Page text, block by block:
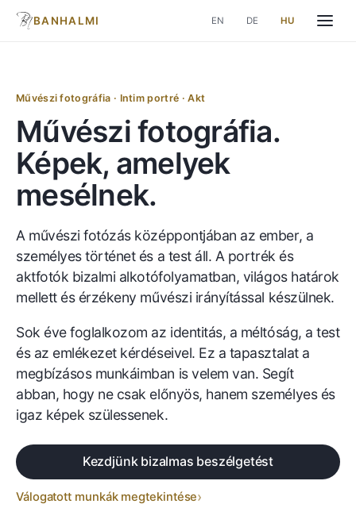
BANHALMI EN DE HU
Művészi fotográfia · Intim portré · Akt
Művészi fotográfia.
Képek, amelyek
mesélnek.
A művészi fotózás középpontjában az ember, a
személyes történet és a test áll. A portrék és
aktfotók bizalmi alkotófolyamatban, világos határok
mellett és érzékeny művészi irányítással készülnek.
Sok éve foglalkozom az identitás, a méltóság, a test
és az emlékezet kérdéseivel. Ez a tapasztalat a
megbízásos munkáimban is velem van. Segít
abban, hogy ne csak előnyös, hanem személyes és
igaz képek szülessenek.
Kezdjünk bizalmas beszélgetést
Válogatott munkák megtekintése